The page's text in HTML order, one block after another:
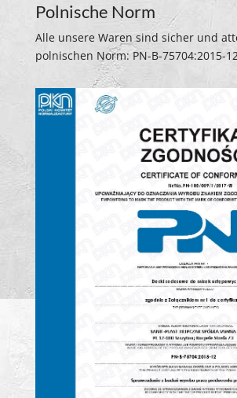
Polnische Norm
Alle unsere Waren sind sicher und
polnischen Norm: PN-B-75704:2015-